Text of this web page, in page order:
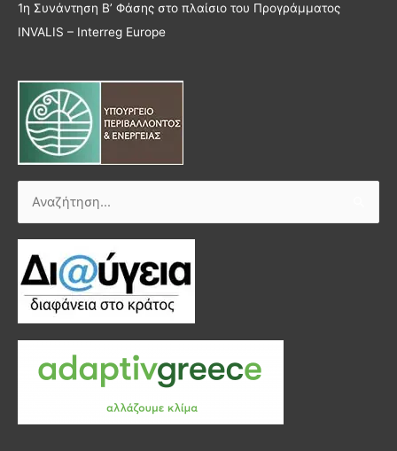
1η Συνάντηση Β’ Φάσης στο πλαίσιο του Προγράμματος
INVALIS – Interreg Europe
Αναζήτηση